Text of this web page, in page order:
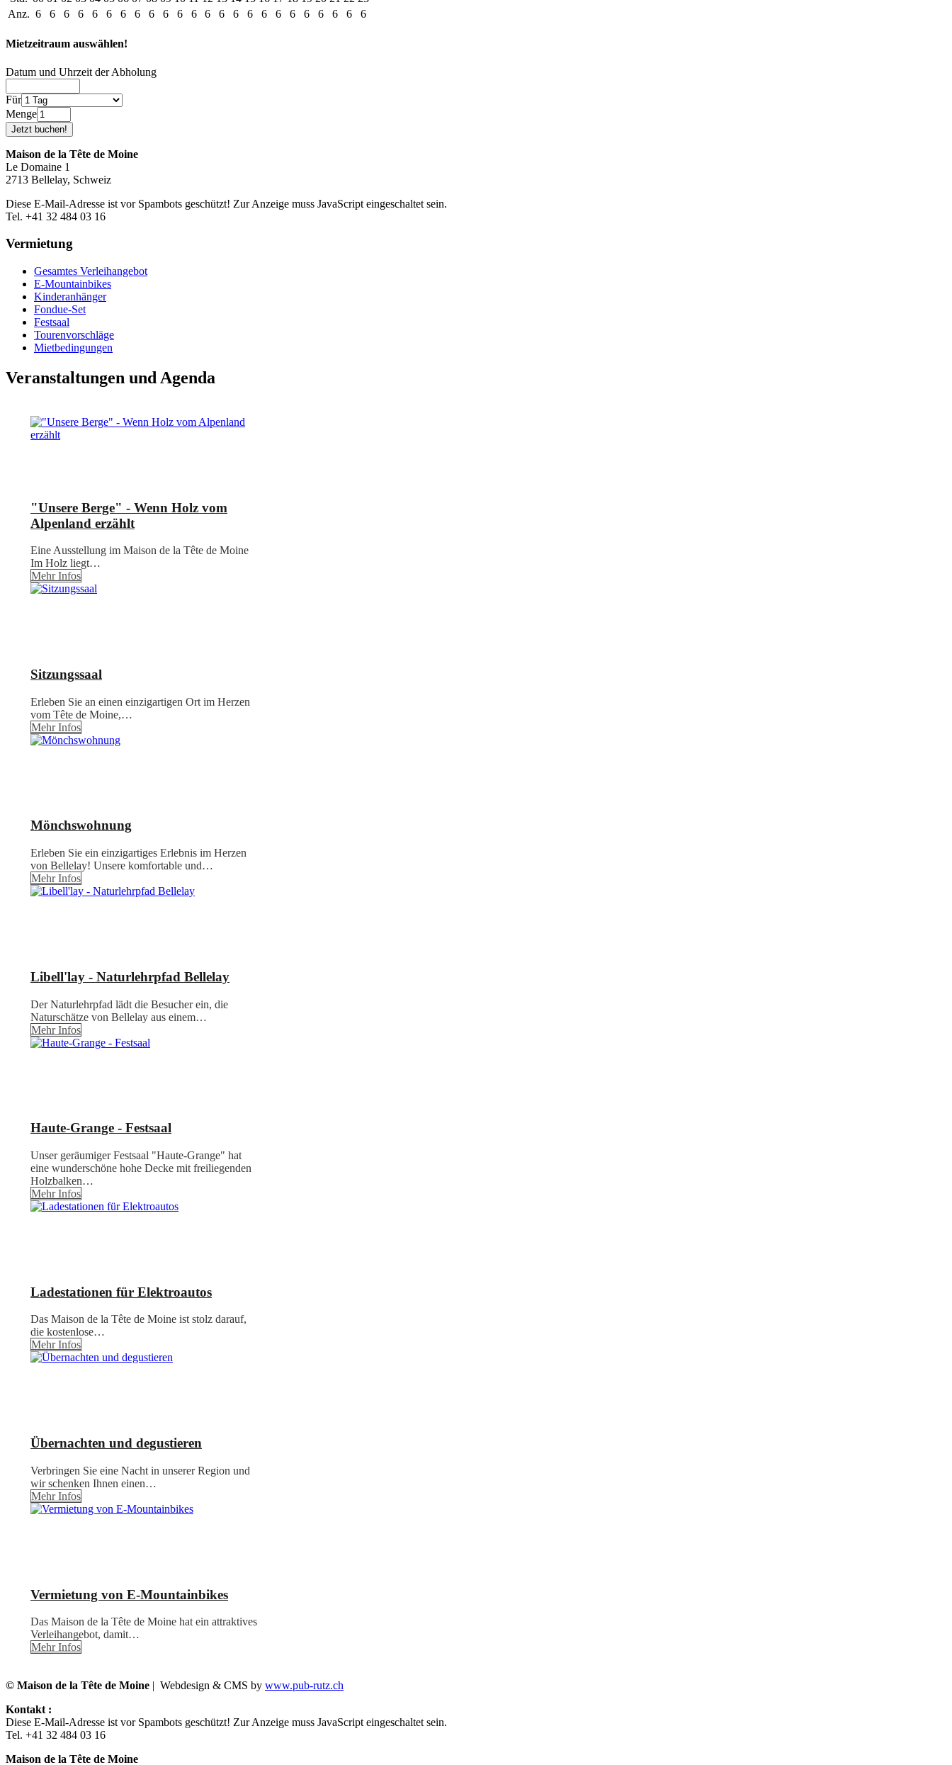
Anz. 6 6 6 6 6 6 6 6 6 6 6 6 6 6 6 6 6 6 6 6 6 6 6 6
Mietzeitraum auswählen!
Datum und Uhrzeit der Abholung
Für
Menge
Maison de la Tête de Moine
Le Domaine 1
2713 Bellelay, Schweiz
Diese E-Mail-Adresse ist vor Spambots geschützt! Zur Anzeige muss JavaScript eingeschaltet sein.
Tel. +41 32 484 03 16
Vermietung
Gesamtes Verleihangebot
E-Mountainbikes
Kinderanhänger
Fondue-Set
Festsaal
Tourenvorschläge
Mietbedingungen
Veranstaltungen und Agenda
"Unsere Berge" - Wenn Holz vom
Alpenland erzählt
Eine Ausstellung im Maison de la Tête de Moine
Im Holz liegt…
Mehr Infos
Sitzungssaal
Erleben Sie an einen einzigartigen Ort im Herzen
vom Tête de Moine,…
Mehr Infos
Mönchswohnung
Erleben Sie ein einzigartiges Erlebnis im Herzen
von Bellelay! Unsere komfortable und…
Mehr Infos
Libell'lay - Naturlehrpfad Bellelay
Der Naturlehrpfad lädt die Besucher ein, die
Naturschätze von Bellelay aus einem…
Mehr Infos
Haute-Grange - Festsaal
Unser geräumiger Festsaal "Haute-Grange" hat
eine wunderschöne hohe Decke mit freiliegenden
Holzbalken…
Mehr Infos
Ladestationen für Elektroautos
Das Maison de la Tête de Moine ist stolz darauf,
die kostenlose…
Mehr Infos
Übernachten und degustieren
Verbringen Sie eine Nacht in unserer Region und
wir schenken Ihnen einen…
Mehr Infos
Vermietung von E-Mountainbikes
Das Maison de la Tête de Moine hat ein attraktives
Verleihangebot, damit…
Mehr Infos
© Maison de la Tête de Moine | Webdesign & CMS by www.pub-rutz.ch
Kontakt :
Diese E-Mail-Adresse ist vor Spambots geschützt! Zur Anzeige muss JavaScript eingeschaltet sein.
Tel. +41 32 484 03 16
Maison de la Tête de Moine